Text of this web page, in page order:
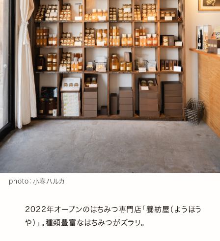
photo：小春ハルカ
2022年オープンのはちみつ専門店「養紡屋（ようほう
や）」。種類豊富なはちみつがズラリ。